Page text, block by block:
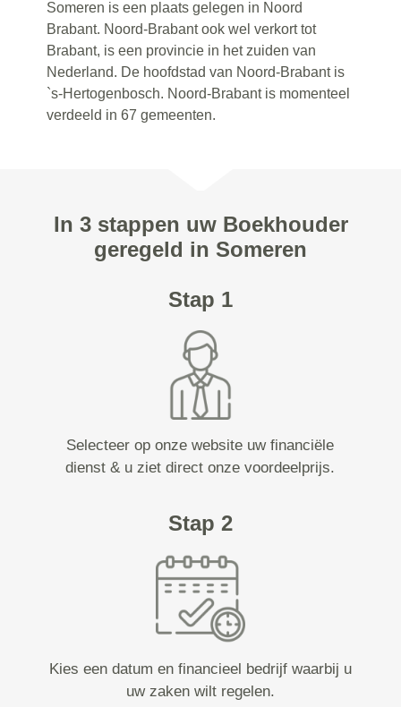
Someren is een plaats gelegen in Noord
Brabant. Noord-Brabant ook wel verkort tot
Brabant, is een provincie in het zuiden van
Nederland. De hoofdstad van Noord-Brabant is
`s-Hertogenbosch. Noord-Brabant is momenteel
verdeeld in 67 gemeenten.
In 3 stappen uw Boekhouder
geregeld in Someren
Stap 1
Selecteer op onze website uw financiële
dienst & u ziet direct onze voordeelprijs.
Stap 2
Kies een datum en financieel bedrijf waarbij u
uw zaken wilt regelen.